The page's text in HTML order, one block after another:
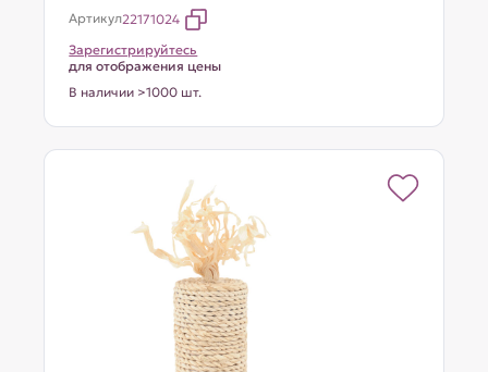
Артикул22171024
Зарегистрируйтесь
для отображения цены
В наличии >1000 шт.